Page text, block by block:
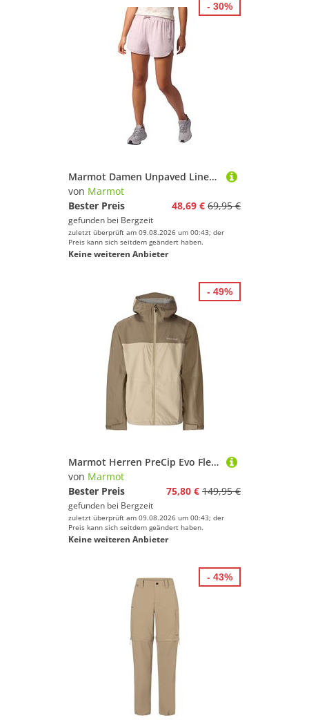
Marmot Damen Unpaved Lined Shorts
von Marmot
Bester Preis
48,69 € 69,95 €
gefunden bei Bergzeit
zuletzt überprüft am 09.08.2026 um 00:43; der
Preis kann sich seitdem geändert haben.
Keine weiteren Anbieter
- 30%
Marmot Herren PreCip Evo Flex Jacke
von Marmot
Bester Preis
75,80 € 149,95 €
gefunden bei Bergzeit
zuletzt überprüft am 09.08.2026 um 00:43; der
Preis kann sich seitdem geändert haben.
Keine weiteren Anbieter
- 49%
- 43%